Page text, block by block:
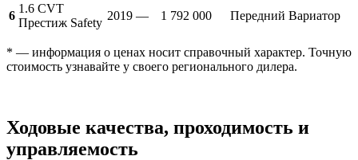
6
1.6 CVT
Престиж Safety
2019 — 1 792 000 Передний Вариатор
* — информация о ценах носит справочный характер. Точную
стоимость узнавайте у своего регионального дилера.
Ходовые качества, проходимость и
управляемость